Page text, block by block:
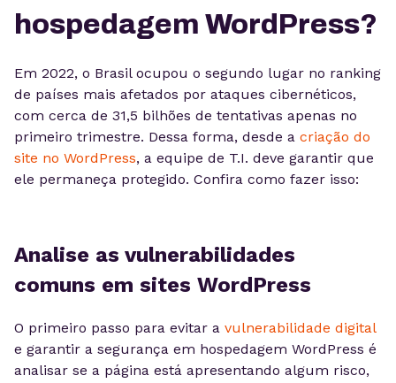
hospedagem WordPress?
Em 2022, o Brasil ocupou o segundo lugar no ranking
de países mais afetados por ataques cibernéticos,
com cerca de 31,5 bilhões de tentativas apenas no
primeiro trimestre. Dessa forma, desde a criação do
site no WordPress, a equipe de T.I. deve garantir que
ele permaneça protegido. Confira como fazer isso:
Analise as vulnerabilidades
comuns em sites WordPress
O primeiro passo para evitar a vulnerabilidade digital
e garantir a segurança em hospedagem WordPress é
analisar se a página está apresentando algum risco,